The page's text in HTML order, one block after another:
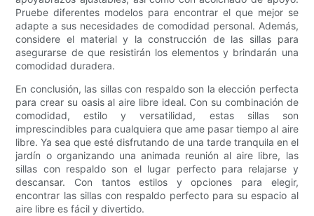
Pruebe diferentes modelos para encontrar el que mejor se
adapte a sus necesidades de comodidad personal. Además,
considere el material y la construcción de las sillas para
asegurarse de que resistirán los elementos y brindarán una
comodidad duradera.
En conclusión, las sillas con respaldo son la elección perfecta
para crear su oasis al aire libre ideal. Con su combinación de
comodidad, estilo y versatilidad, estas sillas son
imprescindibles para cualquiera que ame pasar tiempo al aire
libre. Ya sea que esté disfrutando de una tarde tranquila en el
jardín o organizando una animada reunión al aire libre, las
sillas con respaldo son el lugar perfecto para relajarse y
descansar. Con tantos estilos y opciones para elegir,
encontrar las sillas con respaldo perfecto para su espacio al
aire libre es fácil y divertido.